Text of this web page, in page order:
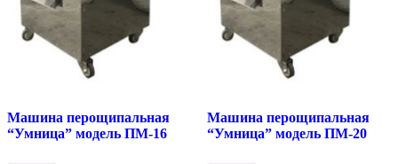
Машина перощипальная
“Умница” модель ПМ-16
Машина перощипальная
“Умница” модель ПМ-20